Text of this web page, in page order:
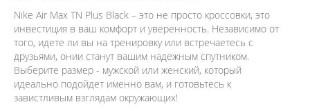
Nike Air Max TN Plus Black – это не просто кроссовки, это
инвестиция в ваш комфорт и уверенность. Независимо от
того, идете ли вы на тренировку или встречаетесь с
друзьями, онии станут вашим надежным спутником.
Выберите размер - мужской или женский, который
идеально подойдет именно вам, и готовьтесь к
завистливым взглядам окружающих!